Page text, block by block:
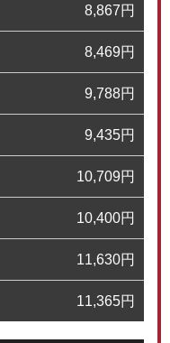
8,867円
8,469円
9,788円
9,435円
10,709円
10,400円
11,630円
11,365円